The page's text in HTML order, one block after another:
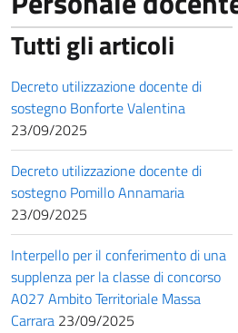
Tutti gli articoli
Decreto utilizzazione docente di
sostegno Bonforte Valentina
23/09/2025
Decreto utilizzazione docente di
sostegno Pomillo Annamaria
23/09/2025
Interpello per il conferimento di una
supplenza per la classe di concorso
A027 Ambito Territoriale Massa
Carrara 23/09/2025